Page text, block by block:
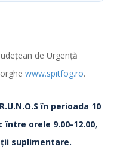
de Urgenţă
www.spitfog.ro.
în perioada 10
între orele 9.00-12.00,
suplimentare.